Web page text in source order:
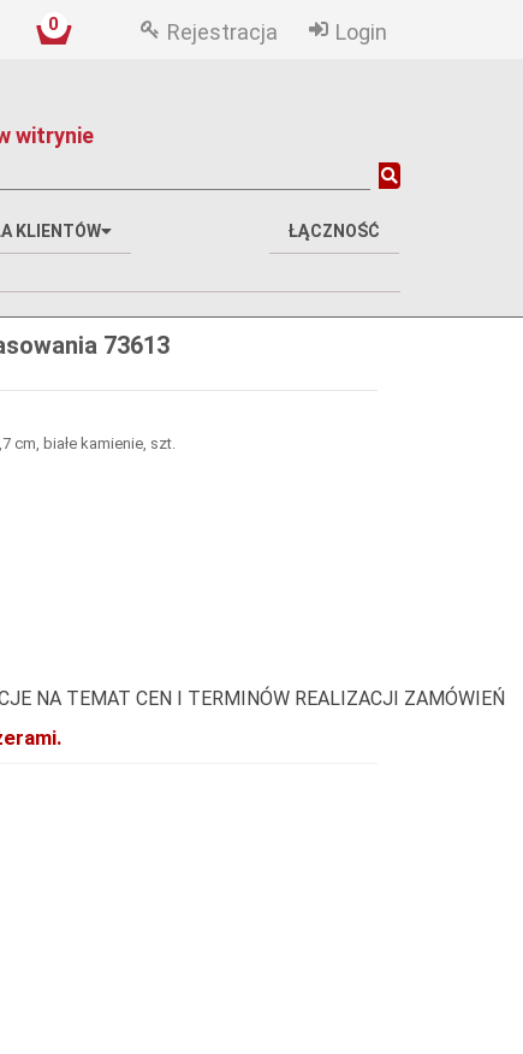
Rejestracja Login
0
witrynie
KLIENTÓW ŁĄCZNOŚĆ
73613
cm, białe kamienie, szt.
NA TEMAT CEN I TERMINÓW REALIZACJI ZAMÓWIEŃ